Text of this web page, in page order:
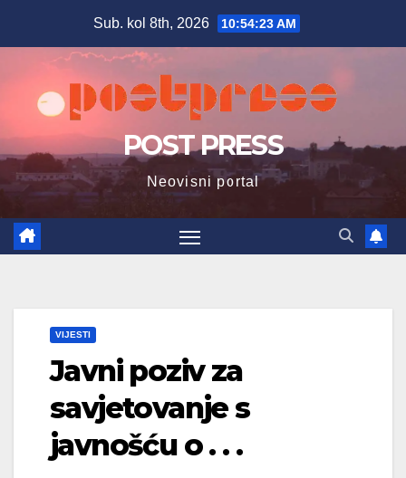
Sub. kol 8th, 2026 10:54:24 AM
POST PRESS
Neovisni portal
VIJESTI
Javni poziv za
savjetovanje s
javnošću o . . .